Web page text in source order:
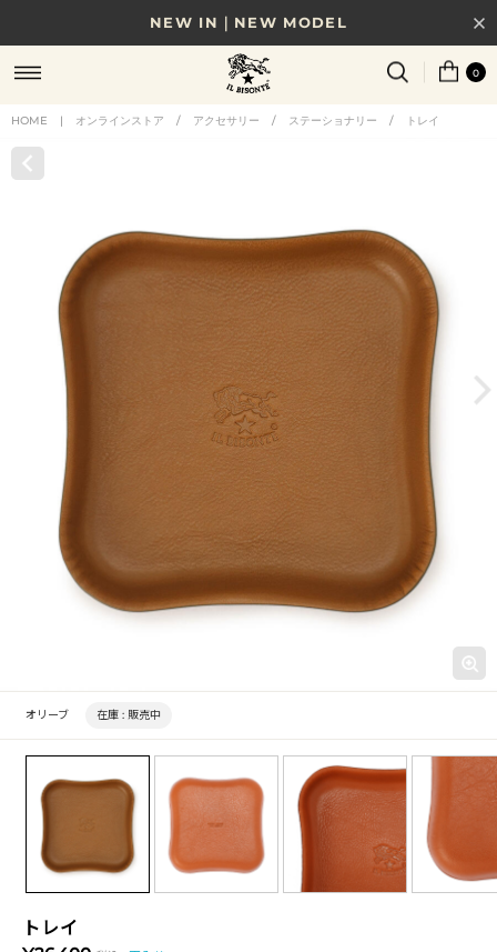
NEW IN｜NEW MODEL
8/17(月)10時まで｜税込11,000円以上で送料無料
贈る相手やシーンから選べる、新しいギフトガイド
0
HOME | オンラインストア / アクセサリー / ステーショナリー / トレイ
トレイ
オリーブ 在庫 : 販売中